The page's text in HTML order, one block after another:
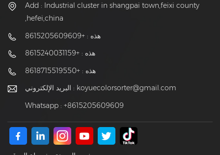
Add : Industrial cluster in shangpai town,feixi county
,hefei,china
هذه : +8615205609609
هذه : +8615240031159
هذه : +8618715519550
البريد الإلكتروني : koyuecolorsorter@gmail.com
Whatsapp : +8615205609609